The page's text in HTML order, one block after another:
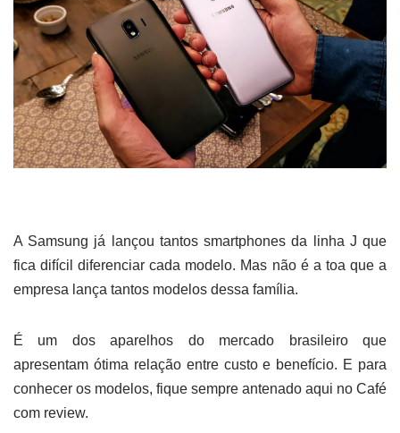
A Samsung já lançou tantos smartphones da linha J que
fica difícil diferenciar cada modelo. Mas não é a toa que a
empresa lança tantos modelos dessa família.
É um dos aparelhos do mercado brasileiro que
apresentam ótima relação entre custo e benefício. E para
conhecer os modelos, fique sempre antenado aqui no Café
com review.